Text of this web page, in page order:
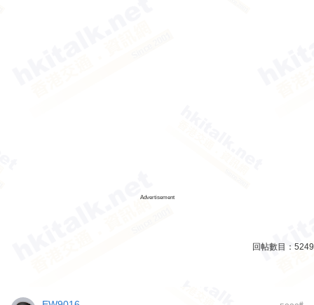
Advertisement
回帖數目： 5249